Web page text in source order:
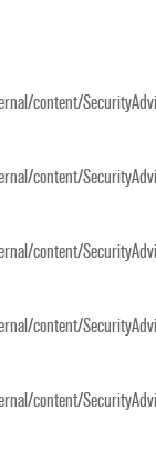
content/
content/
content/
content/
content/